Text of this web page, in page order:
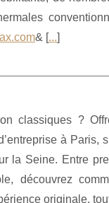
& [...]
classiques ?
à Paris,
la Seine. Entre
découvrez
originale,